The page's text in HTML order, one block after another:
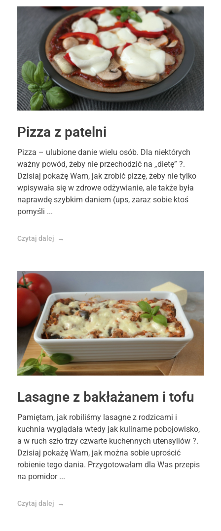
Pizza z patelni
Pizza – ulubione danie wielu osób. Dla niektórych
ważny powód, żeby nie przechodzić na „dietę” ?.
Dzisiaj pokażę Wam, jak zrobić pizzę, żeby nie tylko
wpisywała się w zdrowe odżywianie, ale także była
naprawdę szybkim daniem (ups, zaraz sobie ktoś
pomyśli ...
Czytaj dalej
Lasagne z bakłażanem i tofu
Pamiętam, jak robiliśmy lasagne z rodzicami i
kuchnia wyglądała wtedy jak kulinarne pobojowisko,
a w ruch szło trzy czwarte kuchennych utensyliów ?.
Dzisiaj pokażę Wam, jak można sobie uprościć
robienie tego dania. Przygotowałam dla Was przepis
na pomidor ...
Czytaj dalej